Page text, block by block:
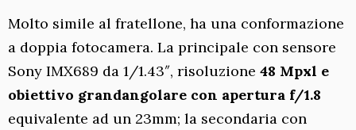
Molto simile al fratellone, ha una conformazione
a doppia fotocamera. La principale con sensore
Sony IMX689 da 1/1.43″, risoluzione 48 Mpxl e
obiettivo grandangolare con apertura f/1.8
equivalente ad un 23mm; la secondaria con